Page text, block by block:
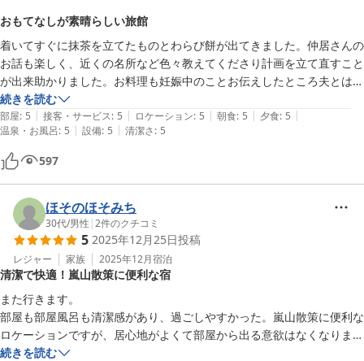
おもてなしが素晴らしい旅館
着いてすぐに抹茶を立てたものとわらび餅が出てきました。仲居さんの
お話も楽しく、近くの名所など色々教えてくださり計画を立て直すこと
が出来助かりました。お料理も妊娠中のことお伝えしたところ夫とは違
うメニューに変更してくださりご配慮に感謝感謝でした。朝食にはカフ
ェインレスコーヒーまであり、大満足でした。また機会がありましたら
是非行きたい旅館です。
続きを読む
部屋: 5 | 接客・サービス: 5 | ロケーション: 5 | 朝食: 5 | 夕食: 5 |
温泉・お風呂: 5 | 設備: 5 | 清潔さ: 5
597
ほそのほそみち
30代/男性 |2件のクチコミ
5 2025年12月25日投稿
レジャー 家族 2025年12月宿泊
清潔で快適！嵐山散策に便利な宿
また行きます。
部屋も部屋風呂も清潔感があり、過ごしやすかった。嵐山散策に便利な
ロケーションですが、居心地がよくて部屋から出る意欲はなくなりまし
た。チェックイン前に散策を済ませた方がいいです。
続きを読む